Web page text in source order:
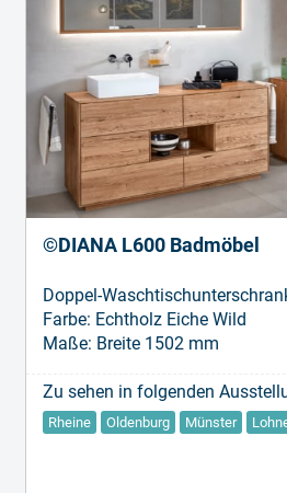
©DIANA L600 Badmöbel
Doppel-
Farbe: Echtholz Eiche Wild
Maße: Breite 1502 mm
Zu sehen in folgenden
Rheine Oldenburg Münster